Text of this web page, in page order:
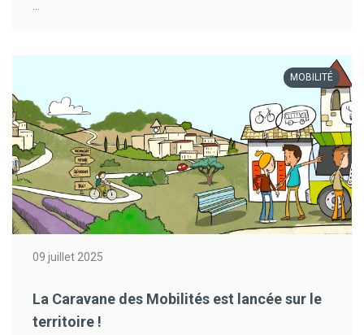
MOBILITÉ
09 juillet 2025
La Caravane des Mobilités est lancée sur le
territoire !